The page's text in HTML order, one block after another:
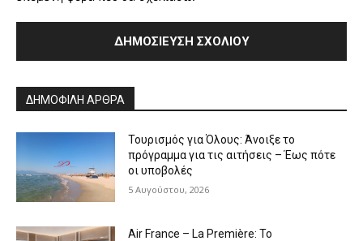
ΔΗΜΟΦΙΛΗ ΑΡΘΡΑ
Τουρισμός για Όλους: Άνοιξε το
πρόγραμμα για τις αιτήσεις – Έως πότε
οι υποβολές
5 Αυγούστου, 2026
Air France – La Première: Το